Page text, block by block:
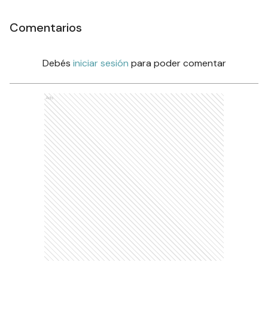
Comentarios
Debés iniciar sesión para poder comentar
Ads